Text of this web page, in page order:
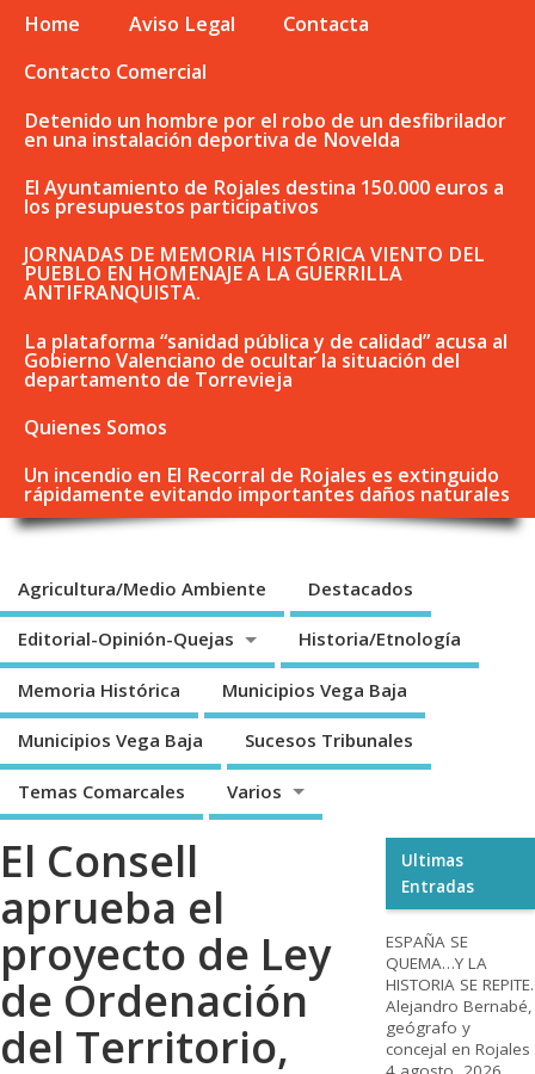
Home Aviso Legal
Contacta
Contacto Comercial
Detenido un hombre por el robo de un desfibrilador
en una instalación deportiva de Novelda
El Ayuntamiento de Rojales destina 150.000 euros a
los presupuestos participativos
JORNADAS DE MEMORIA HISTÓRICA VIENTO DEL
PUEBLO EN HOMENAJE A LA GUERRILLA
ANTIFRANQUISTA.
La plataforma “sanidad pública y de calidad” acusa al
Gobierno Valenciano de ocultar la situación del
departamento de Torrevieja
Quienes Somos
Un incendio en El Recorral de Rojales es extinguido
rápidamente evitando importantes daños naturales
Agricultura/Medio Ambiente Destacados
Editorial-Opinión-Quejas Historia/Etnología
Memoria Histórica Municipios Vega Baja
Municipios Vega Baja Sucesos Tribunales
Temas Comarcales Varios
El Consell
aprueba el
proyecto de Ley
de Ordenación
del Territorio,
Ultimas
Entradas
ESPAÑA SE
QUEMA…Y LA
HISTORIA SE REPITE.
Alejandro Bernabé,
geógrafo y
concejal en Rojales